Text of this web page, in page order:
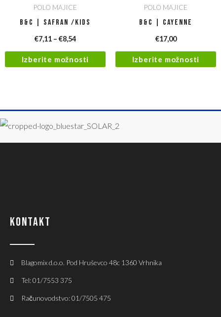
POLO MAJICE
B&C | Safran /kids
€7,11 – €8,54
Izberite možnosti
POLO MAJICE
B&C | Cayenne
€17,00
Izberite možnosti
KONTAKT
Blagomix d.o.o. Pod Hruševco 48c 1360 Vrhnika
Tel: 01/7553 375
Računovodstvo: 01/7505 475